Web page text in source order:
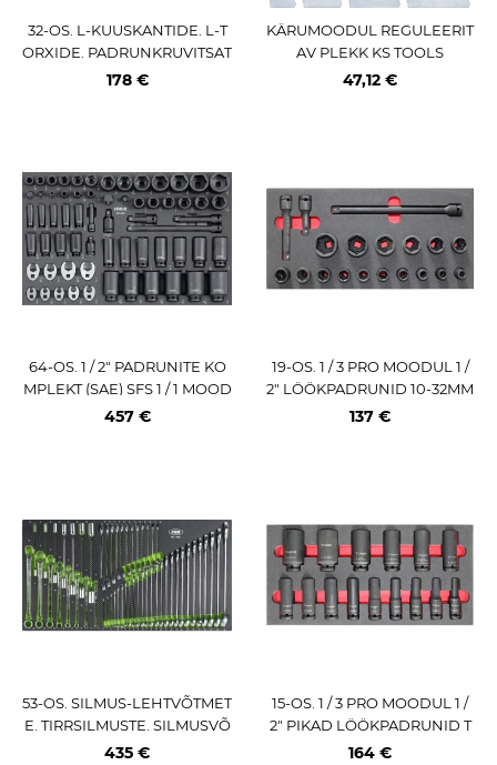
32-OS. L-KUUSKANTIDE. L-T
ORXIDE. PADRUNKRUVITSAT
E KOMPLEKT PU-PANEELIS J
178 €
KÄRUMOODUL REGULEERIT
AV PLEKK KS TOOLS
47,12 €
64-OS. 1 / 2" PADRUNITE KO
MPLEKT (SAE) SFS 1 / 1 MOOD
UL SONIC
457 €
19-OS. 1 / 3 PRO MOODUL 1 /
2" LÖÖKPADRUNID 10-32MM
JA PIKENDUSED TRIUMF
137 €
53-OS. SILMUS-LEHTVÕTMET
E. TIRRSILMUSTE. SILMUSVÕ
TMETE KOMPLEKT PU-PANE
435 €
15-OS. 1 / 3 PRO MOODUL 1 /
2" PIKAD LÖÖKPADRUNID T
RIUMF
164 €